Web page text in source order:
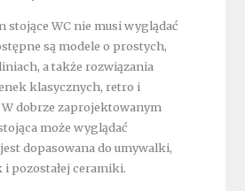
stojące WC nie musi wyglądać
są modele o prostych,
a także rozwiązania
klasycznych, retro i
dobrze zaprojektowanym
może wyglądać
dopasowana do umywalki,
i pozostałej ceramiki.